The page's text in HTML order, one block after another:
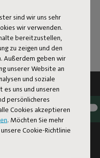
sind wir uns sehr
wir verwenden.
bereitzustellen,
zu zeigen und den
Außerdem geben wir
unserer Website an
und soziale
uns und unseren
persönlicheres
Cookies akzeptieren
. Möchten Sie mehr
Cookie-Richtlinie
UND
Registrieren